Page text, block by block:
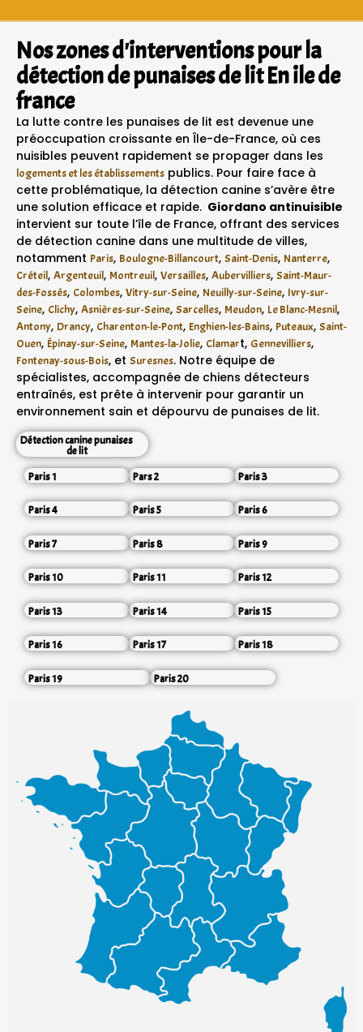
Nos zones d'interventions pour la
détection de punaises de lit En ile de
france
La lutte contre les punaises de lit est devenue une
préoccupation croissante en Île-de-France, où ces
nuisibles peuvent rapidement se propager dans les
logements et les établissements publics. Pour faire face à
cette problématique, la détection canine s’avère être
une solution efficace et rapide. Giordano antinuisible
intervient sur toute l’île de France, offrant des services
de détection canine dans une multitude de villes,
notamment Paris, Boulogne-Billancourt, Saint-Denis, Nanterre,
Créteil, Argenteuil, Montreuil, Versailles, Aubervilliers, Saint-Maur-
des-Fossés, Colombes, Vitry-sur-Seine, Neuilly-sur-Seine, Ivry-sur-
Seine, Clichy, Asnières-sur-Seine, Sarcelles, Meudon, Le Blanc-Mesnil,
Antony, Drancy, Charenton-le-Pont, Enghien-les-Bains, Puteaux, Saint-
Ouen, Épinay-sur-Seine, Mantes-la-Jolie, Clamart, Gennevilliers,
Fontenay-sous-Bois, et Suresnes. Notre équipe de
spécialistes, accompagnée de chiens détecteurs
entraînés, est prête à intervenir pour garantir un
environnement sain et dépourvu de punaises de lit.
Détection canine punaises
de lit
Paris 1
Pars 2 Paris 3
Paris 4 Paris 5 Paris 6
Paris 7 Paris 8 Paris 9
Paris 10 Paris 11 Paris 12
Paris 13 Paris 14 Paris 15
Paris 16 Paris 17 Paris 18
Paris 19 Paris 20